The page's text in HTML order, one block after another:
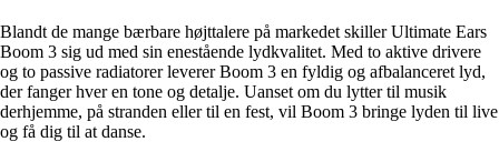
Blandt de mange bærbare højttalere på markedet skiller Ultimate Ears
Boom 3 sig ud med sin enestående lydkvalitet. Med to aktive drivere
og to passive radiatorer leverer Boom 3 en fyldig og afbalanceret lyd,
der fanger hver en tone og detalje. Uanset om du lytter til musik
derhjemme, på stranden eller til en fest, vil Boom 3 bringe lyden til live
og få dig til at danse.